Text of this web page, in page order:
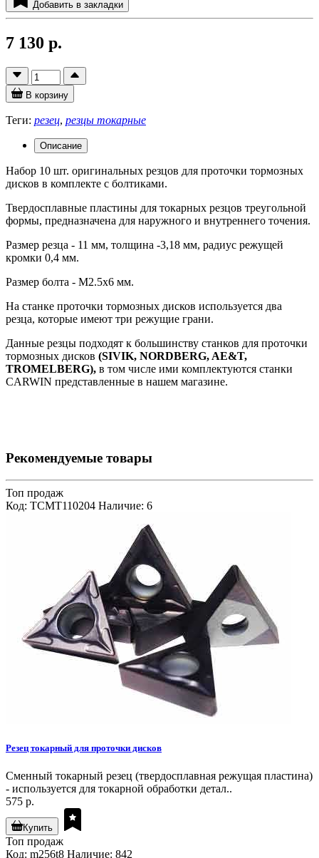
Добавить в закладки
7 130 р.
В корзину
Теги: резец, резцы токарные
Описание
Набор 10 шт. оригинальных резцов для проточки тормозных
дисков в комплекте с болтиками.
Твердосплавные пластины для токарных резцов треугольной
формы, предназначена для наружного и внутреннего точения.
Размер резца - 11 мм, толщина -3,18 мм, радиус режущей
кромки 0,4 мм.
Размер болта - М2.5х6 мм.
На станке проточки тормозных дисков используется два
резца, которые имеют три режущие грани.
Данные резцы подходят к большинству станков для проточки
тормозных дисков (SIVIK, NORDBERG, AE&T,
TROMELBERG), в том числе ими комплектуются станки
CARWIN представленные в нашем магазине.
Рекомендуемые товары
Топ продаж
Код: TCMT110204 Наличие: 6
Резец токарный для проточки дисков
Сменный токарный резец (твердосплавная режущая пластина)
- используется для токарной обработки детал..
575 р.
Купить
Топ продаж
Код: m256t8 Наличие: 842